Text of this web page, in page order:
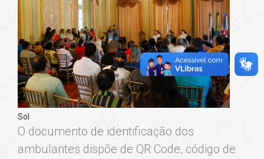
Sol
O documento de identificação dos
ambulantes dispõe de QR Code, código de